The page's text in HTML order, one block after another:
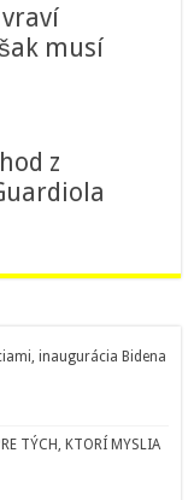
musí
z
inaugurácia Bidena
TÝCH, KTORÍ MYSLIA